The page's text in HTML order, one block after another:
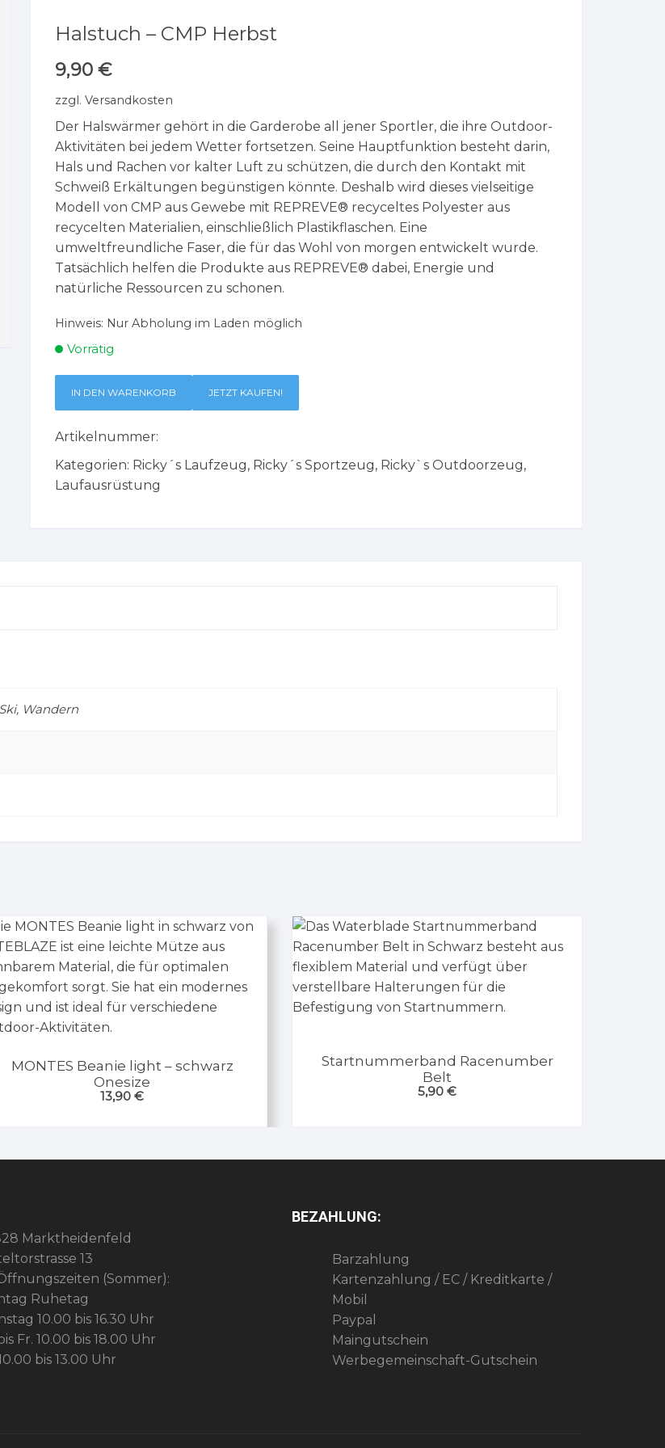
Halstuch – CMP Herbst
9,90 €
zzgl. Versandkosten
Der Halswärmer gehört in die Garderobe all jener Sportler, die ihre Outdoor-
Aktivitäten bei jedem Wetter fortsetzen. Seine Hauptfunktion besteht darin,
Hals und Rachen vor kalter Luft zu schützen, die durch den Kontakt mit
Schweiß Erkältungen begünstigen könnte. Deshalb wird dieses vielseitige
Modell von CMP aus Gewebe mit REPREVE® recyceltes Polyester aus
recycelten Materialien, einschließlich Plastikflaschen. Eine
umweltfreundliche Faser, die für das Wohl von morgen entwickelt wurde.
Tatsächlich helfen die Produkte aus REPREVE® dabei, Energie und
natürliche Ressourcen zu schonen.
Hinweis: Nur Abholung im Laden möglich
Vorrätig
IN DEN WARENKORB JETZT KAUFEN!
Artikelnummer:
Kategorien: Ricky´s Laufzeug, Ricky´s Sportzeug, Ricky`s Outdoorzeug,
Laufausrüstung
Wandern
MONTES Beanie light – schwarz
Onesize
13,90 €
Startnummerband Racenumber
Belt
5,90 €
Marktheidenfeld
13
(Sommer):
Ruhetag
10.00 bis 16.30 Uhr
Fr. 10.00 bis 18.00 Uhr
bis 13.00 Uhr
BEZAHLUNG:
Barzahlung
Kartenzahlung / EC / Kreditkarte /
Mobil
Paypal
Maingutschein
Werbegemeinschaft-Gutschein